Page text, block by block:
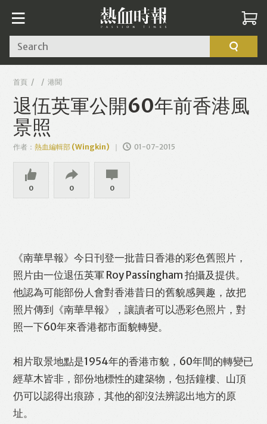
Search
首頁 港聞
退伍英軍公開60年前香港風
景照
作者：熱血編輯部 (Wingkin) 01-07-2015
0 0 0
《南華早報》今日刊登一批昔日香港的彩色舊照片，
照片由一位退伍英軍 Roy Passingham 拍攝及提供。
他認為可能部份人會對香港昔日的舊貌感興趣，故把
照片傳到《南華早報》，讓讀者可以憑彩色照片，對
照一下60年來香港都市面貌轉變。
相片取景地點是1954年的香港市貌，60年間的轉變已
經草木皆非，部份地標性的建築物，包括鐘樓、山頂
仍可以認得出痕跡，其他的卻沒法辨認出地方的原
址。